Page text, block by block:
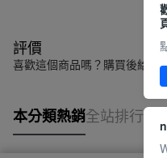
評價
喜歡這個商品嗎？購買後給他
本分類熱銷全站排行